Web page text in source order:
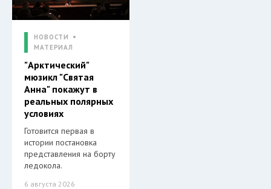
НОВОСТИ
МАТЕРИАЛ
"Арктический"
мюзикл "Святая
Анна" покажут в
реальных полярных
условиях
Готовится первая в
истории постановка
представления на борту
ледокола.
6 августа 2026